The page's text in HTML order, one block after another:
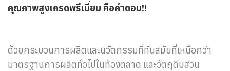
คุณภาพสูงเกรดพรีเมี่ยม คือคำตอบ!!
ด้วยกระบวนการผลิตและนวัตกรรมที่ทันสมัยที่เหนือกว่า
มาตรฐานการผลิตทั่วไปในท้องตลาด และวัตถุดิบส่วน